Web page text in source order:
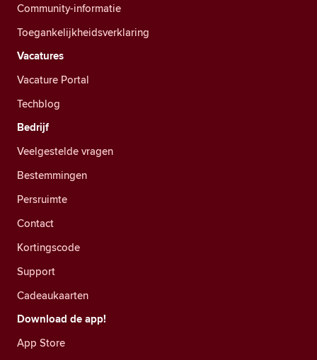
Community-informatie
Toegankelijkheidsverklaring
Vacatures
Vacature Portal
Techblog
Bedrijf
Veelgestelde vragen
Bestemmingen
Persruimte
Contact
Kortingscode
Support
Cadeaukaarten
Download de app!
App Store